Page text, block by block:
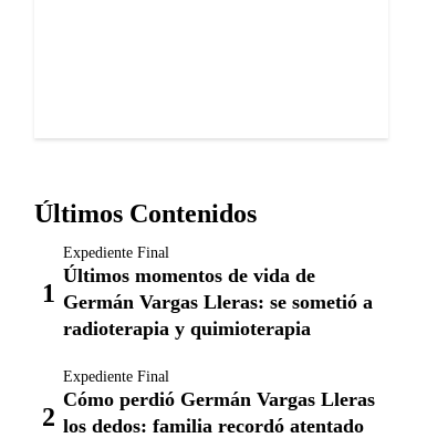
Últimos Contenidos
Expediente Final
Últimos momentos de vida de
Germán Vargas Lleras: se sometió a
radioterapia y quimioterapia
Expediente Final
Cómo perdió Germán Vargas Lleras
los dedos: familia recordó atentado